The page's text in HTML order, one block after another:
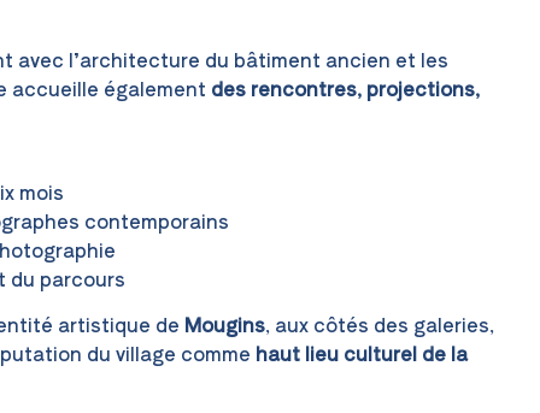
avec l’architecture du bâtiment ancien et les
accueille également des rencontres, projections,
mois
contemporains
du parcours
artistique de Mougins, aux côtés des galeries,
du village comme haut lieu culturel de la